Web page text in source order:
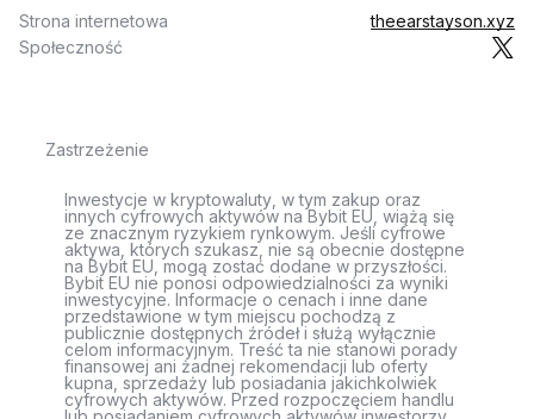
Strona internetowa
theearstayson.xyz
Społeczność
Zastrzeżenie
Inwestycje w kryptowaluty, w tym zakup oraz
innych cyfrowych aktywów na Bybit EU, wiążą się
ze znacznym ryzykiem rynkowym. Jeśli cyfrowe
aktywa, których szukasz, nie są obecnie dostępne
na Bybit EU, mogą zostać dodane w przyszłości.
Bybit EU nie ponosi odpowiedzialności za wyniki
inwestycyjne. Informacje o cenach i inne dane
przedstawione w tym miejscu pochodzą z
publicznie dostępnych źródeł i służą wyłącznie
celom informacyjnym. Treść ta nie stanowi porady
finansowej ani żadnej rekomendacji lub oferty
kupna, sprzedaży lub posiadania jakichkolwiek
cyfrowych aktywów. Przed rozpoczęciem handlu